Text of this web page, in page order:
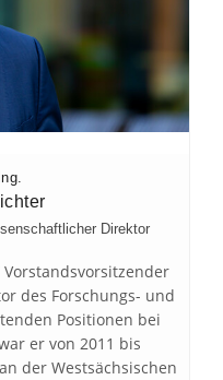
Direktor
des Forschungs- und
Positionen bei
er von 2011 bis
der Westsächsischen